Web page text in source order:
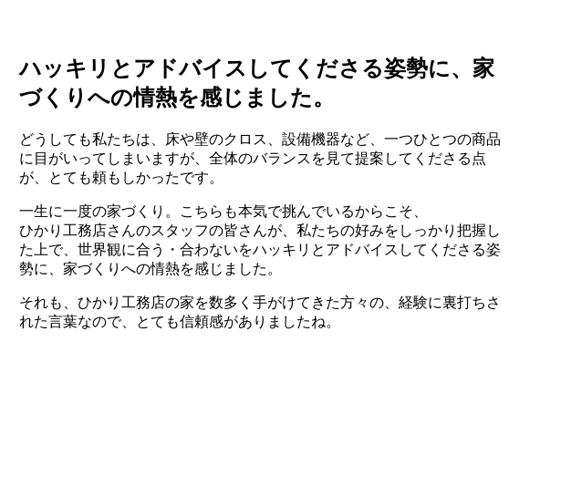
ハッキリとアドバイスしてくださる姿勢に、家
づくりへの情熱を感じました。
どうしても私たちは、床や壁のクロス、設備機器など、一つひとつの商品
に目がいってしまいますが、全体のバランスを見て提案してくださる点
が、とても頼もしかったです。
一生に一度の家づくり。こちらも本気で挑んでいるからこそ、
ひかり工務店さんのスタッフの皆さんが、私たちの好みをしっかり把握し
た上で、世界観に合う・合わないをハッキリとアドバイスしてくださる姿
勢に、家づくりへの情熱を感じました。
それも、ひかり工務店の家を数多く手がけてきた方々の、経験に裏打ちさ
れた言葉なので、とても信頼感がありましたね。